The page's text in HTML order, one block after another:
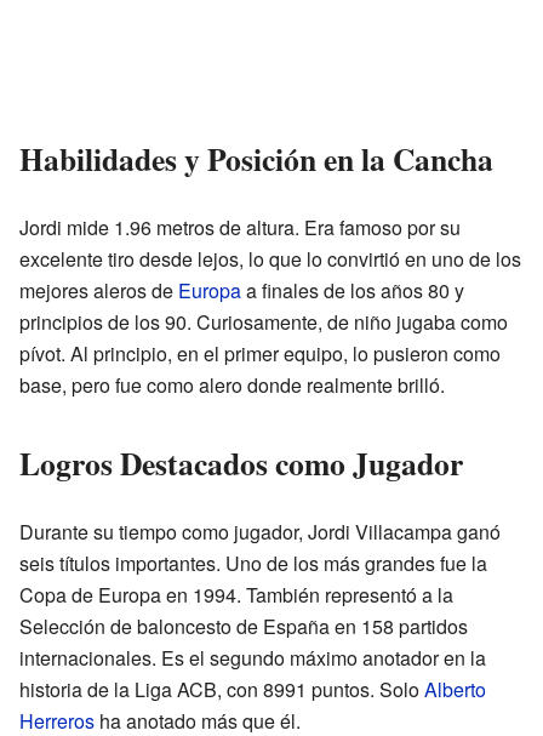
Habilidades y Posición en la Cancha
Jordi mide 1.96 metros de altura. Era famoso por su
excelente tiro desde lejos, lo que lo convirtió en uno de los
mejores aleros de Europaa finales de los años 80 y
principios de los 90. Curiosamente, de niño jugaba como
pívot. Al principio, en el primer equipo, lo pusieron como
base, pero fue como alero donde realmente brilló.
Logros Destacados como Jugador
Durante su tiempo como jugador, Jordi Villacampa ganó
seis títulos importantes. Uno de los más grandes fue la
Copa de Europa en 1994. También representó a la
Selección de baloncesto de España en 158 partidos
internacionales. Es el segundo máximo anotador en la
historia de la Liga ACB, con 8991 puntos. SoloAlberto
Herreros ha anotado más que él.